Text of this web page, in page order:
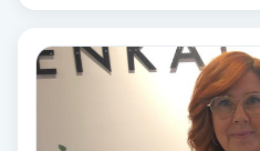
Nagelförlängning glasfiber